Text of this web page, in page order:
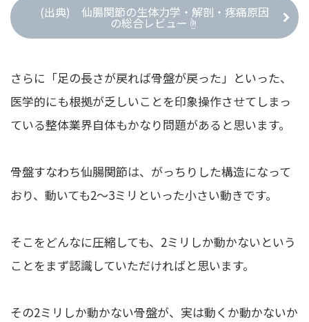
(出典) 仙腸関節の生体力学・解剖・疼痛原因
の総合レビュー☝
さらに「足の長さが戻れば骨盤が戻った」といった、
医学的にも根拠が乏しいことを印象操作させてしまっ
ている整体業界自体もかなり問題があると思います。
骨盤すなわち仙腸関節は、がっちりした構造になって
おり、動いても2〜3ミリといった小さい動きです。
そこをどんなに圧縮しても、2ミリしか動かないという
ことをまず認識していただければと思います。
その2ミリしか動かない骨盤が、実は動くか動かないか